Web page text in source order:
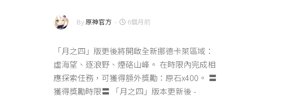
By原神官方 - 6個月前
「月之四」版更後將開啟全新挪德卡萊區域：
虛海望、逐浪野、煙硌山峰。 在時限內完成相
應探索任務，可獲得額外獎勵：原石x400。 〓
獲得獎勵時限〓 「月之四」版本更新後 -